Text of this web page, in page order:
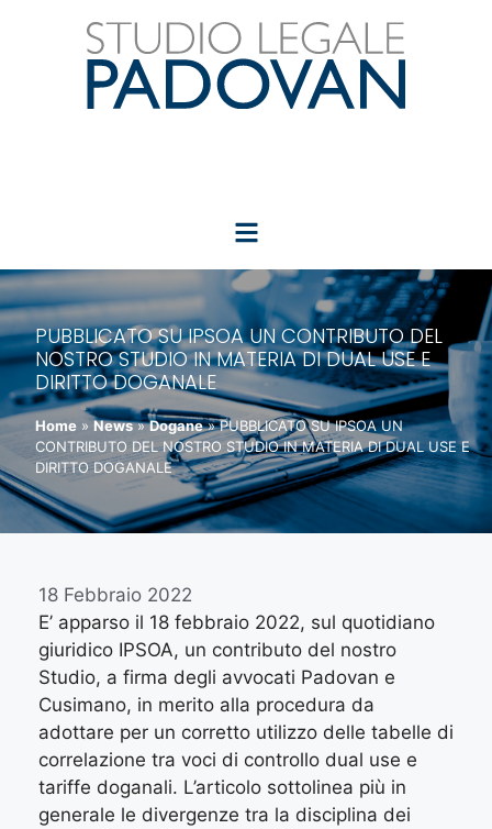
PUBBLICATO SU IPSOA UN CONTRIBUTO DEL
NOSTRO STUDIO IN MATERIA DI DUAL USE E
DIRITTO DOGANALE
Home » News » Dogane » PUBBLICATO SU IPSOA UN
CONTRIBUTO DEL NOSTRO STUDIO IN MATERIA DI DUAL USE E
DIRITTO DOGANALE
18 Febbraio 2022
E’ apparso il 18 febbraio 2022, sul quotidiano
giuridico IPSOA, un contributo del nostro
Studio, a firma degli avvocati Padovan e
Cusimano, in merito alla procedura da
adottare per un corretto utilizzo delle tabelle di
correlazione tra voci di controllo dual use e
tariffe doganali. L’articolo sottolinea più in
generale le divergenze tra la disciplina dei